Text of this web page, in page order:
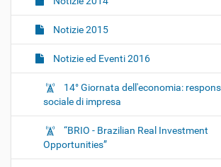
Notizie 2015
Notizie ed Eventi 2016
14° Giornata dell'economia:
sociale di impresa
“BRIO - Brazilian Real Investment
Opportunities”